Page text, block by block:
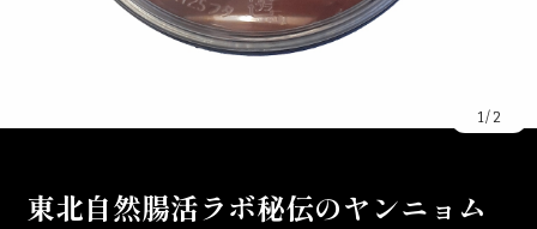
1/ 2
東北自然腸活ラボ秘伝のヤンニョム